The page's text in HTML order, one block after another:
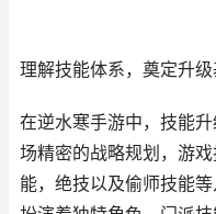
理解技能体系，奠定升级
在逆水寒手游中，技能
场精密的战略规划，游
能，绝技以及偷师技能